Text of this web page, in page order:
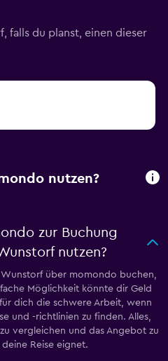
falls du planst, einen dieser
nutzen?
zur Buchung
nutzen?
über momondo buchen,
Möglichkeit könnte dir Geld
dich die schwere Arbeit, wenn
und -richtlinien zu finden. Alles,
vergleichen und das Angebot zu
Reise eignet.